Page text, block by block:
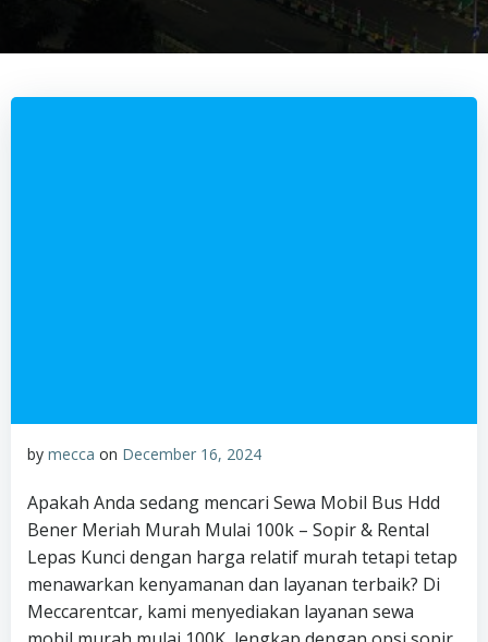
by mecca on December 16, 2024
Apakah Anda sedang mencari Sewa Mobil Bus Hdd
Bener Meriah Murah Mulai 100k – Sopir & Rental
Lepas Kunci dengan harga relatif murah tetapi tetap
menawarkan kenyamanan dan layanan terbaik? Di
Meccarentcar, kami menyediakan layanan sewa